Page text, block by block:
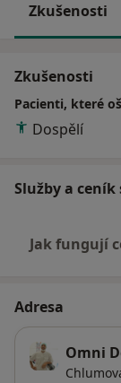
Zkušenosti
Zkušenosti
Pacienti, které
Dospělí
Služby a ceník
Jak fungují
Adresa
Omni